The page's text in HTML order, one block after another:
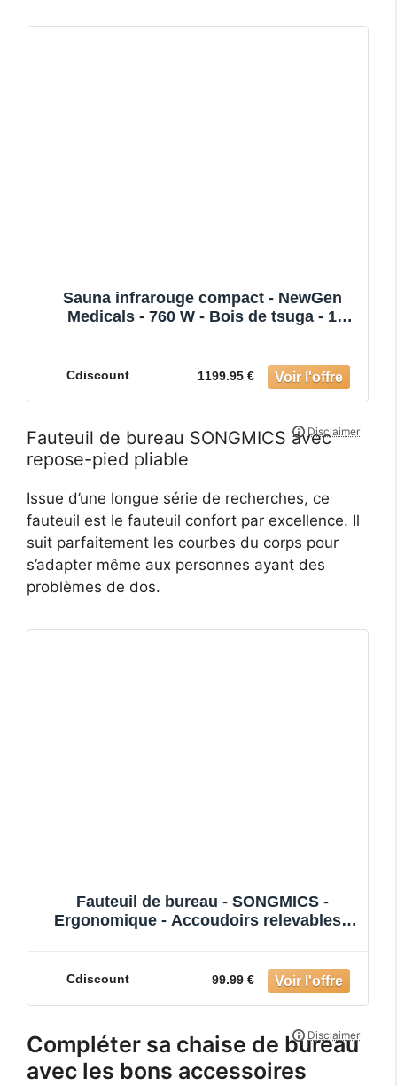
Sauna infrarouge compact - NewGen
Medicals - 760 W - Bois de tsuga - 1
Cdiscount 1199.95 €
Fauteuil de bureau SONGMICS avec
repose-pied pliable
Issue d’une longue série de recherches, ce
fauteuil est le fauteuil confort par excellence. Il
suit parfaitement les courbes du corps pour
s’adapter même aux personnes ayant des
problèmes de dos.
Fauteuil de bureau - SONGMICS -
Ergonomique - Accoudoirs relevables -
Cdiscount 99.99 €
Compléter sa chaise de bureau
avec les bons accessoires